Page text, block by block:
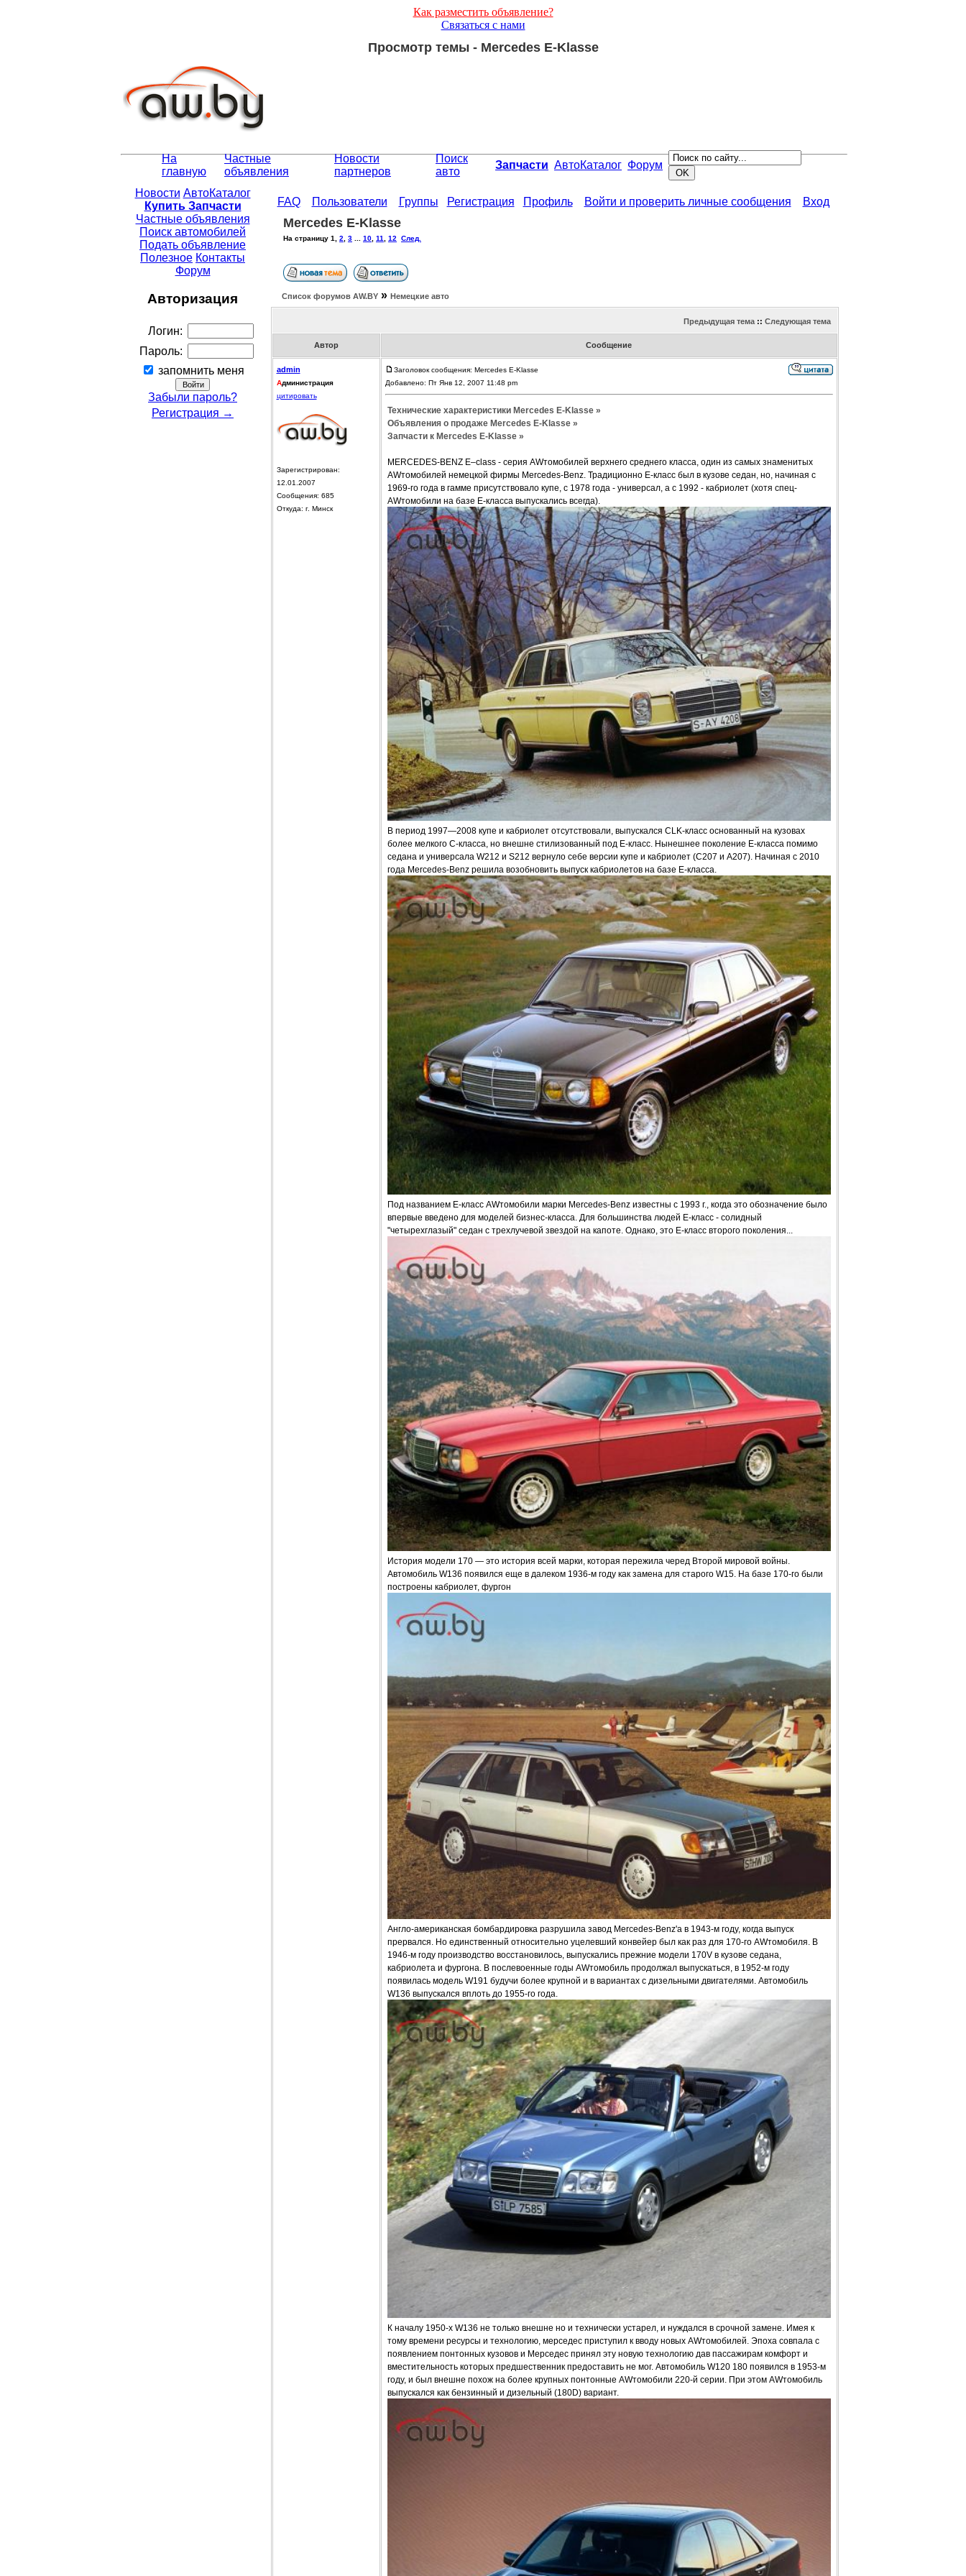
Как разместить объявление?
Связаться с нами
Просмотр темы - Mercedes E-Klasse
На
главную
Частные
объявления
Новости
партнеров
Поиск
авто
Запчасти АвтоКаталог Форум
Новости АвтоКаталог
Купить Запчасти
Частные объявления
Поиск автомобилей
Подать объявление
Полезное Контакты
Форум
Авторизация
Логин:
Пароль:
запомнить меня
Забыли пароль?
Регистрация →
FAQ Пользователи Группы Регистрация Профиль Войти и проверить личные сообщения Вход
Mercedes E-Klasse
На страницу 1 2 3 10 11 12 След.
Список форумов АW.BY» Немецкие авто
Предыдущая тема:: Следующая тема
Автор Сообщение
admin
Администрация
цитировать
Зарегистрирован:
12.01.2007
Сообщения: 685
Откуда: г. Минск
Заголовок сообщения: Mercedes E-Klasse
Добавлено: Пт Янв 12, 2007 11:48 pm
Технические характеристики Mercedes E-Klasse »
Объявления о продаже Mercedes E-Klasse »
Запчасти к Mercedes E-Klasse »
MERCEDES-BENZ E–class - серия AWтомобилей верхнего среднего класса, один из самых знаменитых
AWтомобилей немецкой фирмы Mercedes-Benz. Традиционно Е-класс был в кузове седан, но, начиная с
1969-го года в гамме присутствовало купе, с 1978 года - универсал, а с 1992 - кабриолет (хотя спец-
AWтомобили на базе Е-класса выпускались всегда).
В период 1997—2008 купе и кабриолет отсутствовали, выпускался CLK-класс основанный на кузовах
более мелкого С-класса, но внешне стилизованный под Е-класс. Нынешнее поколение Е-класса помимо
седана и универсала W212 и S212 вернуло себе версии купе и кабриолет (C207 и А207). Начиная с 2010
года Mercedes-Benz решила возобновить выпуск кабриолетов на базе E-класса.
Под названием Е-класс AWтомобили марки Mercedes-Benz известны с 1993 г., когда это обозначение было
впервые введено для моделей бизнес-класса. Для большинства людей Е-класс - солидный
"четырехглазый" седан с трехлучевой звездой на капоте. Однако, это Е-класс второго поколения...
История модели 170 — это история всей марки, которая пережила черед Второй мировой войны.
Автомобиль W136 появился еще в далеком 1936-м году как замена для старого W15. На базе 170-го были
построены кабриолет, фургон
Англо-американская бомбардировка разрушила завод Mercedes-Benz'a в 1943-м году, когда выпуск
прервался. Но единственный относительно уцелевший конвейер был как раз для 170-го AWтомобиля. В
1946-м году производство восстановилось, выпускались прежние модели 170V в кузове седана,
кабриолета и фургона. В послевоенные годы AWтомобиль продолжал выпускаться, в 1952-м году
появилась модель W191 будучи более крупной и в вариантах с дизельными двигателями. Автомобиль
W136 выпускался вплоть до 1955-го года.
К началу 1950-х W136 не только внешне но и технически устарел, и нуждался в срочной замене. Имея к
тому времени ресурсы и технологию, мерседес приступил к вводу новых AWтомобилей. Эпоха совпала с
появлением понтонных кузовов и Мерседес принял эту новую технологию дав пассажирам комфорт и
вместительность которых предшественник предоставить не мог. Автомобиль W120 180 появился в 1953-м
году, и был внешне похож на более крупных понтонные AWтомобили 220-й серии. При этом AWтомобиль
выпускался как бензинный и дизельный (180D) вариант.